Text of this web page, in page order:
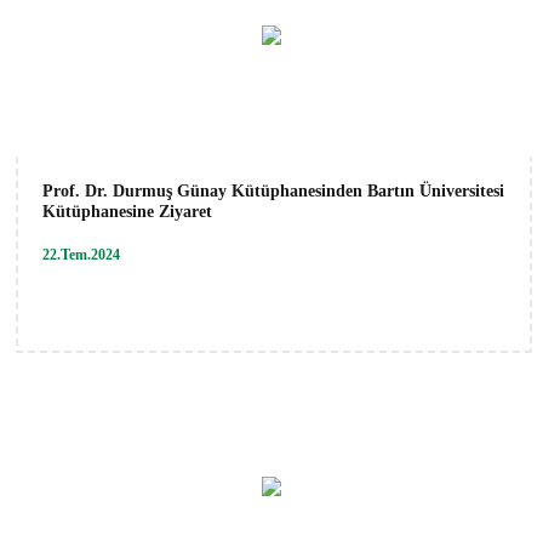
Prof. Dr. Durmuş Günay Kütüphanesinden Bartın Üniversitesi
Kütüphanesine Ziyaret
22.Tem.2024